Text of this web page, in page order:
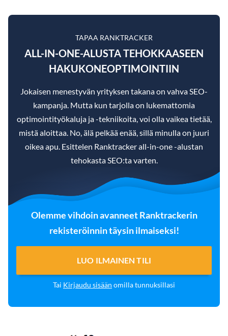
TAPAA RANKTRACKER
ALL-IN-ONE-ALUSTA TEHOKKAASEEN
HAKUKONEOPTIMOINTIIN
Jokaisen menestyvän yrityksen takana on vahva SEO-
kampanja. Mutta kun tarjolla on lukemattomia
optimointityökaluja ja -tekniikoita, voi olla vaikea tietää,
mistä aloittaa. No, älä pelkää enää, sillä minulla on juuri
oikea apu. Esittelen Ranktracker all-in-one -alustan
tehokasta SEO:ta varten.
Olemme vihdoin avanneet Ranktrackerin
rekisteröinnin täysin ilmaiseksi!
LUO ILMAINEN TILI
Tai Kirjaudu sisään omilla tunnuksillasi